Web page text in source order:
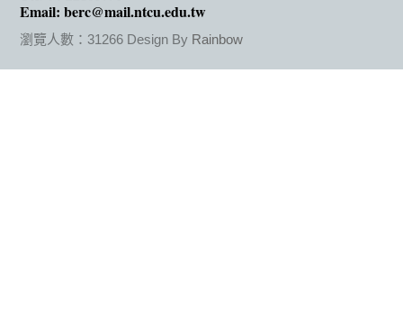
Email: berc@mail.ntcu.edu.tw
瀏覽人數：31266 Design By Rainbow